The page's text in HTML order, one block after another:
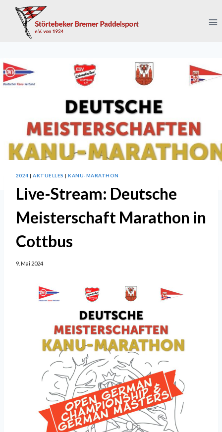
Inhalt
springen
2024 |AKTUELLES |KANU-MARATHON
Live-Stream: Deutsche
Meisterschaft Marathon in
Cottbus
9. Mai 2024